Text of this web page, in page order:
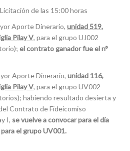
de las 15:00 horas
Aporte Dinerario,unidad 519,
Pilay V, para el grupo UJ002
el contrato ganador fue el n°
Aporte Dinerario,unidad 116,
Pilay V, para el grupo UV002
habiendo resultado desierta y
Contrato de Fideicomiso
I, se vuelve a convocar para el día
el grupo UV001.